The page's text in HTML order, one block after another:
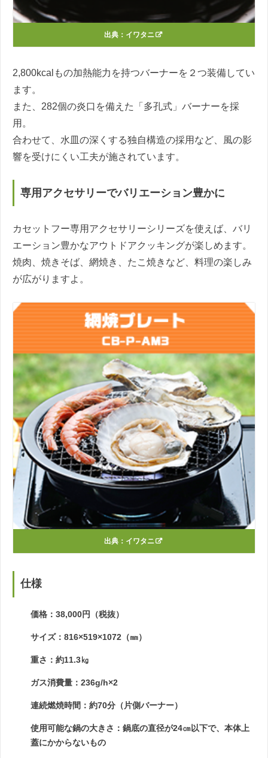
出典： イワタニ
2,800kcalもの加熱能力を持つバーナーを２つ装備してい
ます。
また、282個の炎口を備えた「多孔式」バーナーを採
用。
合わせて、水皿の深くする独自構造の採用など、風の影
響を受けにくい工夫が施されています。
専用アクセサリーでバリエーション豊かに
カセットフー専用アクセサリーシリーズを使えば、バリ
エーション豊かなアウトドアクッキングが楽しめます。
焼肉、焼きそば、網焼き、たこ焼きなど、料理の楽しみ
が広がりますよ。
出典： イワタニ
仕様
価格：38,000円（税抜）
サイズ：816×519×1072（㎜）
重さ：約11.3㎏
ガス消費量：236g/h×2
連続燃焼時間：約70分（片側バーナー）
使用可能な鍋の大きさ：鍋底の直径が24㎝以下で、本体上
蓋にかからないもの